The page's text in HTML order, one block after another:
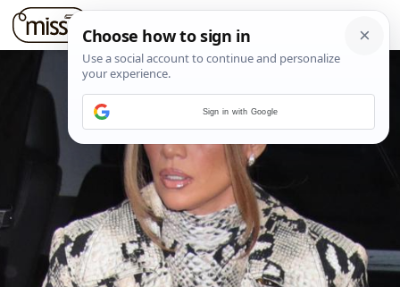
Sign in with Google